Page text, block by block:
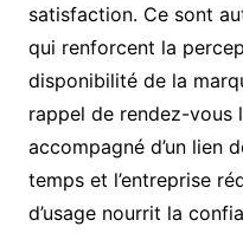
satisfaction. Ce sont
qui renforcent la
disponibilité de la
rappel de rendez-vous
accompagné d’un lien
temps et l’entreprise
d’usage nourrit la